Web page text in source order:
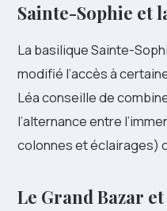
Sainte-Sophie et
La basilique Sainte-
modifié l’accès à
Léa conseille de
l’alternance entre
colonnes et éclairages)
Le Grand Bazar